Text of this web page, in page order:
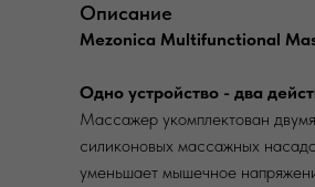
Описание
Mezonica Multifunctional
Одно устройство - два
Массажер укомплектован
силиконовых массажных
уменьшает мышечное